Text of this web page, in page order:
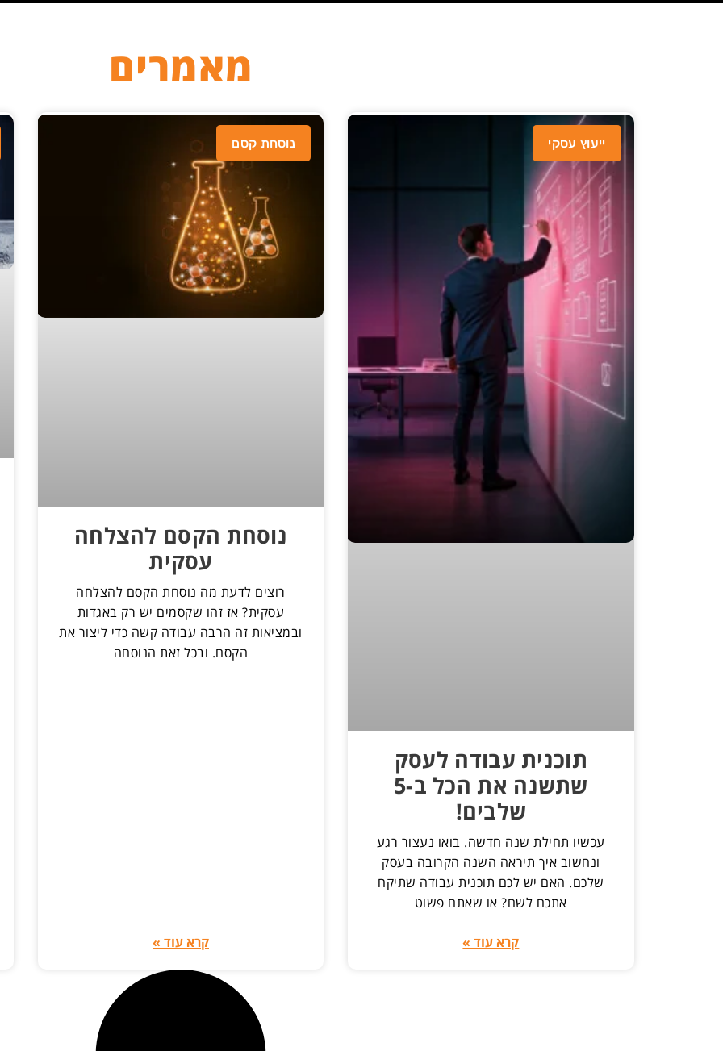
מאמרים
ייעוץ עסקי
תוכנית עבודה לעסק
שתשנה את הכל ב-5
שלבים!
עכשיו תחילת שנה חדשה. בואו נעצור רגע
ונחשוב איך תיראה השנה הקרובה בעסק
שלכם. האם יש לכם תוכנית עבודה שתיקח
אתכם לשם? או שאתם פשוט
קרא עוד »
נוסחת קסם
נוסחת הקסם להצלחה
עסקית
רוצים לדעת מה נוסחת הקסם להצלחה
עסקית? אז זהו שקסמים יש רק באגדות
ובמציאות זה הרבה עבודה קשה כדי ליצור את
הקסם. ובכל זאת הנוסחה
קרא עוד »